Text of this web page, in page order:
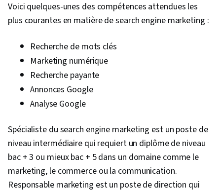
Voici quelques-unes des compétences attendues les
plus courantes en matière de search engine marketing :
Recherche de mots clés
Marketing numérique
Recherche payante
Annonces Google
Analyse Google
Spécialiste du search engine marketing est un poste de
niveau intermédiaire qui requiert un diplôme de niveau
bac + 3 ou mieux bac + 5 dans un domaine comme le
marketing, le commerce ou la communication.
Responsable marketing est un poste de direction qui